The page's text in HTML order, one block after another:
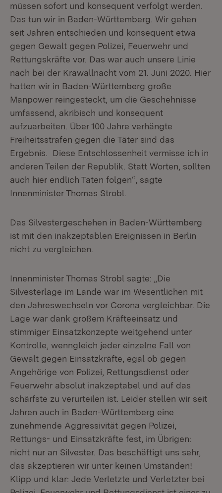
müssen sofort und konsequent verfolgt werden.
Das tun wir in Baden-Württemberg. Wir gehen
seit Jahren entschieden und konsequent etwa
gegen Gewalt gegen Polizei, Feuerwehr und
Rettungskräfte vor. Das war auch unsere Linie
nach bei der Krawallnacht vom 21. Juni 2020. Hier
hatten wir in Baden-Württemberg große
Manpower reingesteckt, um die Geschehnisse
umfassend, akribisch und konsequent
aufzuarbeiten. Über 100 Jahre verhängte
Freiheitsstrafen gegen die Täter sind das
Ergebnis. Diese Entschlossenheit vermisse ich in
anderen Teilen der Republik. Statt Worten, sollten
auch hier endlich Taten folgen“, sagte
Innenminister Thomas Strobl.
Das Silvestergeschehen in Baden-Württemberg
ist mit den inakzeptablen Ereignissen in Berlin
nicht zu vergleichen.
Innenminister Thomas Strobl sagte: „Die
Silvesterlage im Lande war im Wesentlichen mit
den Jahreswechseln vor Corona vergleichbar. Die
Lage war dank großem Kräfteeinsatz und
stimmiger Einsatzkonzepte weitgehend unter
Kontrolle, wenngleich jeder einzelne Fall von
Gewalt gegen Einsatzkräfte, egal ob gegen
Angehörige von Polizei, Rettungsdienst oder
Feuerwehr absolut inakzeptabel und auf das
schärfste zu verurteilen ist. Leider stellen wir seit
Jahren auch in Baden-Württemberg eine
zunehmende Aggressivität gegen Polizei,
Rettungs- und Einsatzkräfte fest, im Übrigen:
nicht nur an Silvester. Das beschäftigt uns sehr,
das akzeptieren wir unter keinen Umständen!
Klipp und klar: Jede Verletzte und Verletzter bei